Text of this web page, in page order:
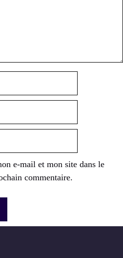
e-mail et mon site dans le
commentaire.